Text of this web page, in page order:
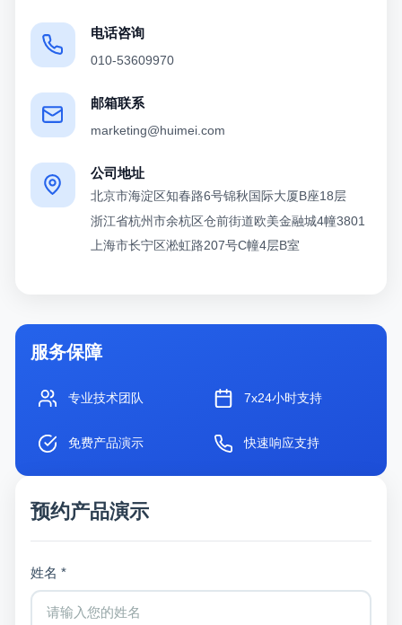
电话咨询
010-53609970
邮箱联系
marketing@huimei.com
公司地址
北京市海淀区知春路6号锦秋国际大厦B座18层
浙江省杭州市余杭区仓前街道欧美金融城4幢3801
上海市长宁区淞虹路207号C幢4层B室
服务保障
专业技术团队 7x24小时支持
免费产品演示 快速响应支持
预约产品演示
姓名 *